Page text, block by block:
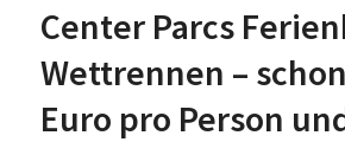
Center Parcs
Wettrennen –
Euro pro Person